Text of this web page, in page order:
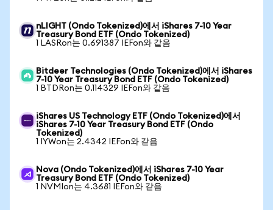
nLIGHT (Ondo Tokenized)에서 iShares 7-10 Year
Treasury Bond ETF (Ondo Tokenized)
1 LASRon는 0.691387 IEFon와 같음
Bitdeer Technologies (Ondo Tokenized)에서 iShares
7-10 Year Treasury Bond ETF (Ondo Tokenized)
1 BTDRon는 0.114329 IEFon와 같음
iShares US Technology ETF (Ondo Tokenized)에서
iShares 7-10 Year Treasury Bond ETF (Ondo
Tokenized)
1 IYWon는 2.4342 IEFon와 같음
Nova (Ondo Tokenized)에서 iShares 7-10 Year
Treasury Bond ETF (Ondo Tokenized)
1 NVMIon는 4.3681 IEFon와 같음